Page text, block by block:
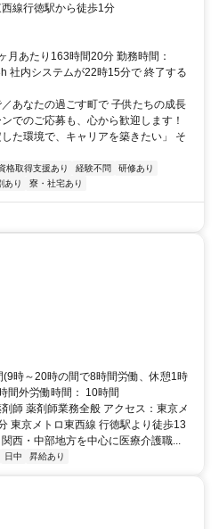
線行徳駅から徒歩1分
月あたり163時間20分 勤務時間：
社内システムが22時15分で 終了する
あなたの過ごす町で 子供たちの成長
でのご応募も、心から歓迎します！
た環境で、キャリアを築きたい」 そ
格取得支援あり 経験不問
研修あり
あり 寮・社宅あり
時～20時の間で8時間労働、休憩1時
間外労働時間： 10時間
師 薬剤師業務全般 アクセス：東京メ
東京メトロ東西線 行徳駅より徒歩13
西・中部地方を中心に医療介護職...
日中 昇給あり